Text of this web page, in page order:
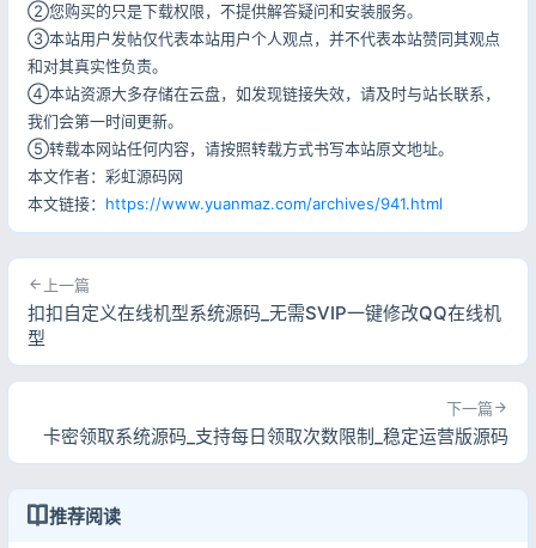
②您购买的只是下载权限，不提供解答疑问和安装服务。
③本站用户发帖仅代表本站用户个人观点，并不代表本站赞同其观点
和对其真实性负责。
④本站资源大多存储在云盘，如发现链接失效，请及时与站长联系，
我们会第一时间更新。
⑤转载本网站任何内容，请按照转载方式书写本站原文地址。
本文作者：彩虹源码网
本文链接： https://www.yuanmaz.com/archives/941.html
上一篇
扣扣自定义在线机型系统源码_无需SVIP一键修改QQ在线机
型
下一篇
卡密领取系统源码_支持每日领取次数限制_稳定运营版源码
推荐阅读